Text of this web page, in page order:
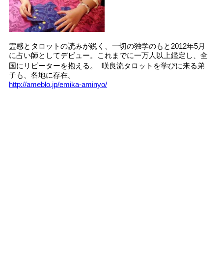
霊感とタロットの読みが鋭く、一切の独学のもと2012年5月
に占い師としてデビュー。これまでに一万人以上鑑定し、全
国にリピーターを抱える。 咲良流タロットを学びに来る弟
子も、各地に存在。
http://ameblo.jp/emika-aminyo/